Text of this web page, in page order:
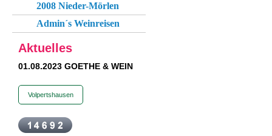
2008 Nieder-Mörlen
Admin´s Weinreisen
Aktuelles
01.08.2023 GOETHE & WEIN
Volpertshausen